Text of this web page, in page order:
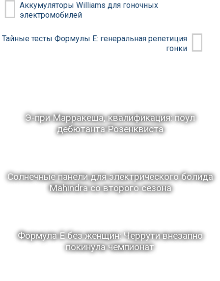
Аккумуляторы Williams для гоночных
электромобилей
Тайные тесты Формулы Е: генеральная репетиция
гонки
Э-при Марракеша, квалификация: поул
дебютанта Розенквиста
Солнечные панели для электрического болида
Mahindra со второго сезона
Формула Е без женщин: Черрути внезапно
покинула чемпионат